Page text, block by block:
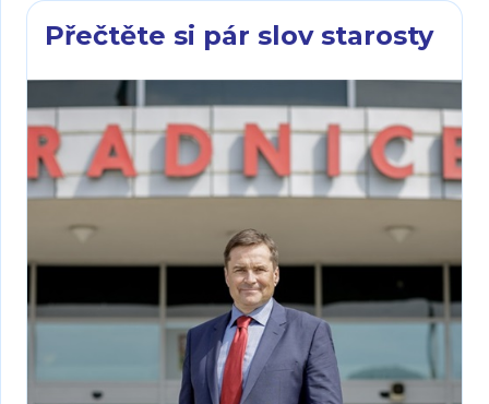
Přečtěte si pár slov starosty